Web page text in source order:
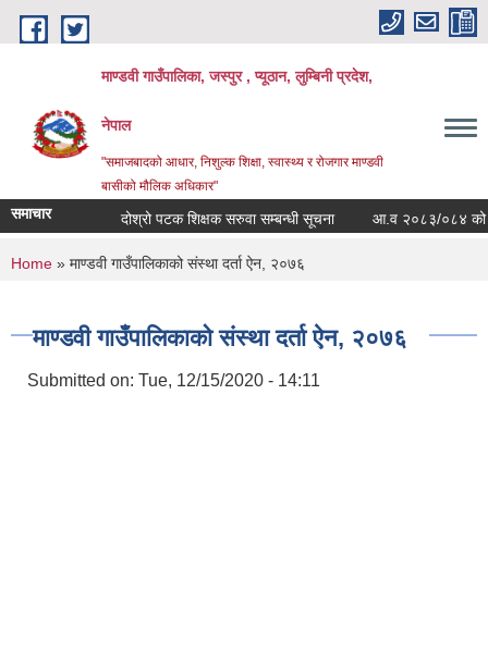
Skip to main content
माण्डवी गाउँपालिका, जस्पुर , प्यूठान, लुम्बिनी प्रदेश,
नेपाल
"समाजबादको आधार, निशुल्क शिक्षा, स्वास्थ्य र रोजगार माण्डवी
बासीको मौलिक अधिकार"
समाचार दोश्रो पटक शिक्षक सरुवा सम्बन्धी सूचना आ.व २०८३/०८४ को बजेट
You are here
Home » माण्डवी गाउँपालिकाको संस्था दर्ता ऐन, २०७६
माण्डवी गाउँपालिकाको संस्था दर्ता ऐन, २०७६
Submitted on: Tue, 12/15/2020 - 14:11